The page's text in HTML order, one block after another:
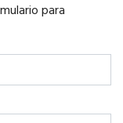
para